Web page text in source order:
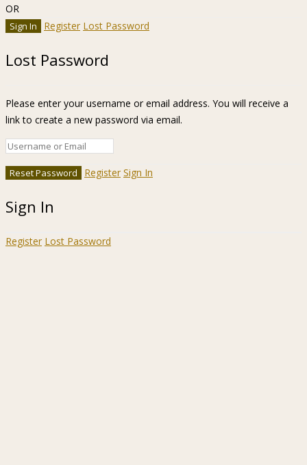
OR
Register Lost Password
Lost Password
Please enter your username or email address. You will receive a
link to create a new password via email.
Register Sign In
Sign In
Register Lost Password